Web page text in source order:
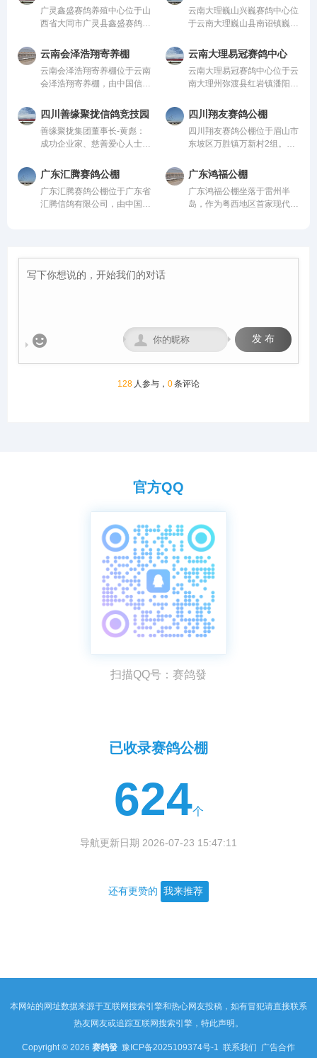
广灵鑫盛赛鸽养殖中心位于山
西省大同市广灵县鑫盛赛鸽养
管。该公棚以国际、国内先
进、科学合理的设计方案进行
建设，采用一体化钢架结构，
公棚长200米，宽28米，高15
从配件设施到饲养团队，均达
到业内领先水平，为广大鸽友
创造一个心神向往的赛鸽净
地。
云南大理巍山兴巍赛鸽中心位
于云南大理巍山县南诏镇巍山
鸽协会监管。该公棚以国际、
国内先进、科学合理的设计方
案进行建设，采用一体化钢架
结构，公棚长200米，宽28
羽赛鸽。从配件设施到饲养团
队，均达到业内领先水平，为
广大鸽友创造一个心神向往的
赛鸽净地。
云南会泽浩翔寄养棚
云南会泽浩翔寄养棚位于云南
会泽浩翔寄养棚，由中国信鸽
内先进、科学合理的设计方案
进行建设，采用一体化钢架结
构，公棚长200米，宽28米，
高15米，可容纳20000多羽赛
均达到业内领先水平，为广大
鸽友创造一个心神向往的赛鸽
净地。
云南大理易冠赛鸽中心
云南大理易冠赛鸽中心位于云
南大理州弥渡县红岩镇潘阳
公棚以国际、国内先进、科学
合理的设计方案进行建设，采
用一体化钢架结构，公棚长
200米，宽28米，高15米，可
设施到饲养团队，均达到业内
领先水平，为广大鸽友创造一
个心神向往的赛鸽净地。
四川善缘聚拢信鸽竞技园
善缘聚拢集团董事长-黄彪：
成功企业家、慈善爱心人士、
贫攻坚先进个人”。旗下拥有
新材料能源、 医疗健康、养
生酒业、信鸽竞技为核心板块
的多元化控股企业。始终坚
大鸽友竞翔比赛坐拥强大后
盾！
四川翔友赛鸽公棚
四川翔友赛鸽公棚位于眉山市
东坡区万胜镇万新村2组。气
竞技核心区域。交通便捷通
达，周边无高大建筑与污染
源，空气洁净、地势平缓，得
天独厚的自然环境为赛鸽生
专业公棚。公棚总占地12000
系，覆盖200公里至500公里
不同竞翔距离，满足各类参赛
广东汇腾赛鸽公棚
广东汇腾赛鸽公棚位于广东省
汇腾信鸽有限公司，由中国信
羽赛鸽。从配件设施到饲养团
广东鸿福公棚
广东鸿福公棚坐落于雷州半
岛，作为粤西地区首家现代化
4.5米，确保干燥通风。我们
致力于以顶级设施与科学管
就每一羽翱翔。
 发 布

128 人参与， 0条评论
官方QQ
扫描QQ号：赛鸽發
已收录赛鸽公棚
624个
导航更新日期 2026-07-23 15:47:11
还有更赞的 我来推荐
本网站的网址数据来源于互联网搜索引擎和热心网友投稿，如有冒犯请直接联系
热友网友或追踪互联网搜索引擎，特此声明。
Copyright © 2026 赛鸽發 豫ICP备2025109374号-1 联系我们 广告合作